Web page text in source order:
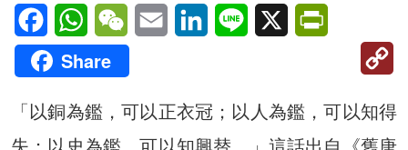
FacebookWhatsAppWeChatEmail LinkedInLine X
Share
「以銅為鑑，可以正衣冠；以人為鑑，可以知得